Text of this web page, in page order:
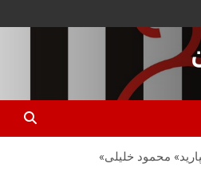
محمود خلیلی»